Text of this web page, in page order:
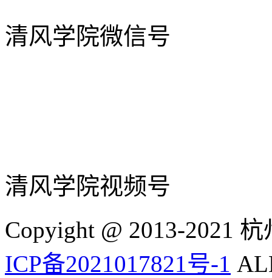
清风学院微信号
清风学院视频号
Copyight @ 2013-2021
ICP备2021017821号-1